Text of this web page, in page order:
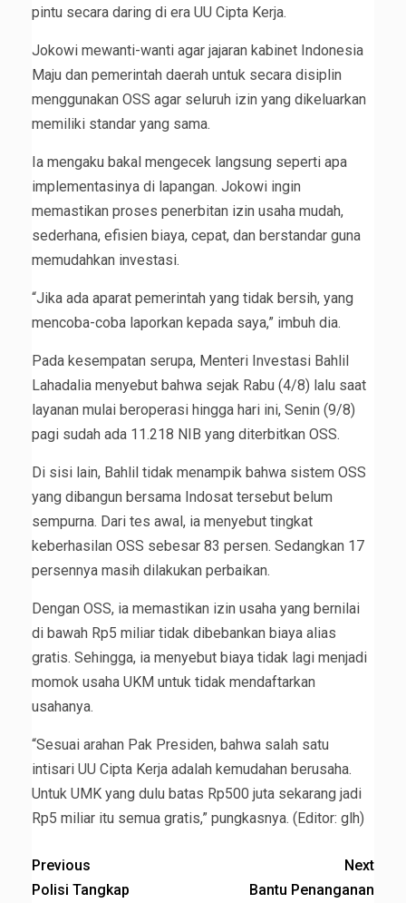
pintu secara daring di era UU Cipta Kerja.
Jokowi mewanti-wanti agar jajaran kabinet Indonesia
Maju dan pemerintah daerah untuk secara disiplin
menggunakan OSS agar seluruh izin yang dikeluarkan
memiliki standar yang sama.
Ia mengaku bakal mengecek langsung seperti apa
implementasinya di lapangan. Jokowi ingin
memastikan proses penerbitan izin usaha mudah,
sederhana, efisien biaya, cepat, dan berstandar guna
memudahkan investasi.
“Jika ada aparat pemerintah yang tidak bersih, yang
mencoba-coba laporkan kepada saya,” imbuh dia.
Pada kesempatan serupa, Menteri Investasi Bahlil
Lahadalia menyebut bahwa sejak Rabu (4/8) lalu saat
layanan mulai beroperasi hingga hari ini, Senin (9/8)
pagi sudah ada 11.218 NIB yang diterbitkan OSS.
Di sisi lain, Bahlil tidak menampik bahwa sistem OSS
yang dibangun bersama Indosat tersebut belum
sempurna. Dari tes awal, ia menyebut tingkat
keberhasilan OSS sebesar 83 persen. Sedangkan 17
persennya masih dilakukan perbaikan.
Dengan OSS, ia memastikan izin usaha yang bernilai
di bawah Rp5 miliar tidak dibebankan biaya alias
gratis. Sehingga, ia menyebut biaya tidak lagi menjadi
momok usaha UKM untuk tidak mendaftarkan
usahanya.
“Sesuai arahan Pak Presiden, bahwa salah satu
intisari UU Cipta Kerja adalah kemudahan berusaha.
Untuk UMK yang dulu batas Rp500 juta sekarang jadi
Rp5 miliar itu semua gratis,” pungkasnya. (Editor: glh)
Previous
Polisi Tangkap
Next
Bantu Penanganan